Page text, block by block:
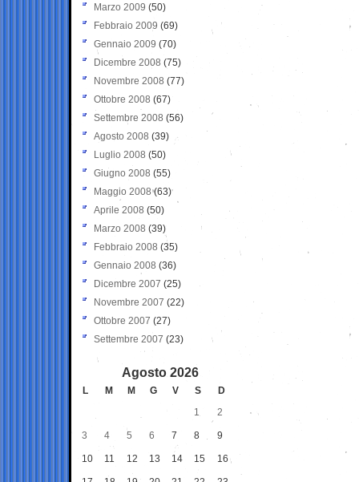
Marzo 2009 (50)
Febbraio 2009 (69)
Gennaio 2009 (70)
Dicembre 2008 (75)
Novembre 2008 (77)
Ottobre 2008 (67)
Settembre 2008 (56)
Agosto 2008 (39)
Luglio 2008 (50)
Giugno 2008 (55)
Maggio 2008(63)
Aprile 2008 (50)
Marzo 2008 (39)
Febbraio 2008 (35)
Gennaio 2008 (36)
Dicembre 2007 (25)
Novembre 2007 (22)
Ottobre 2007 (27)
Settembre 2007 (23)
Agosto 2026
L M M G V S
D
1
2
3 4 5 6 7 8 9
10 11 12 13 14 15 16